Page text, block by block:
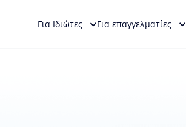
Για Ιδιώτες Για επαγγελματίες